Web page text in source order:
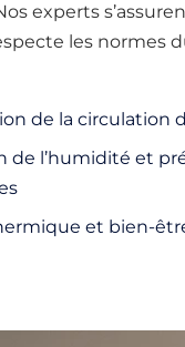
experts
les normes
de la circulation
de l’humidité et
et bien-